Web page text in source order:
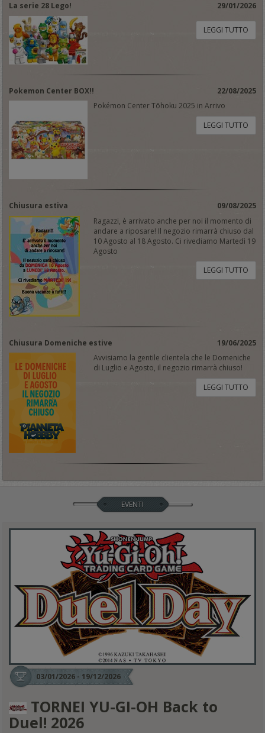
La serie 28 Lego! 29/01/2026
LEGGI TUTTO
Pokemon Center BOX!!
22/08/2025
Pokémon Center Tōhoku 2025 in Arrivo
LEGGI TUTTO
Chiusura estiva
09/08/2025
Ragazzi, è arrivato anche per noi il momento di
andare a riposare! Il negozio rimarrà chiuso dal
10 Agosto al 18 Agosto. Ci rivediamo Martedì 19
Agosto
LEGGI TUTTO
Chiusura Domeniche estive
19/06/2025
Avvisiamo la gentile clientela che le Domeniche
di Luglio e Agosto, il negozio rimarrà chiuso!
LEGGI TUTTO
EVENTI
03/01/2026 - 19/12/2026
TORNEI YU-GI-OH Back to
Duel! 2026